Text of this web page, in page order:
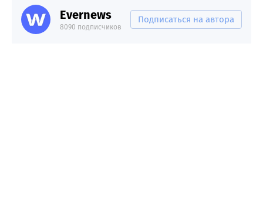
Evernews
8090 подписчиков
Подписаться на автора